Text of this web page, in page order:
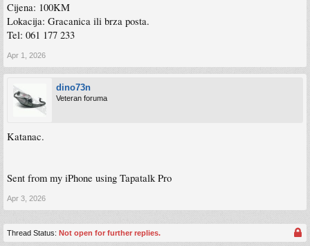
Cijena: 100KM
Lokacija: Gracanica ili brza posta.
Tel: 061 177 233
Apr 1, 2026
dino73n
Veteran foruma
Katanac.
Sent from my iPhone using Tapatalk Pro
Apr 3, 2026
Thread Status: Not open for further replies.